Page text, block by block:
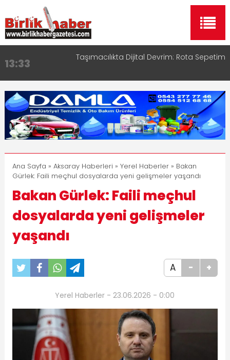
13:33 Taşımacılıkta Dijital Devrim: Rota Sepetim
17:15
Aksaray OSB Bölge Müdürü Makam Koltuğunu
Çocuklara Bıraktı
16:00
Aksaray Esnaf Rehberi ile Google ve Yapay Zeka
Aramalarında Öne Çıkın
8:23 Aksaray Esnaf Rehberi Hizmete Girdi
11:30
Birlikhaber.com Yayın Hayatına Başladı | Hızlı ve
Akıllı Haber Platformu
Ana Sayfa » Aksaray Haberleri » Yerel Haberler» Bakan
Gürlek: Faili meçhul dosyalarda yeni gelişmeler yaşandı
Bakan Gürlek: Faili meçhul
dosyalarda yeni gelişmeler
yaşandı
A - +
Yerel Haberler - 23.06.2026 - 0:00